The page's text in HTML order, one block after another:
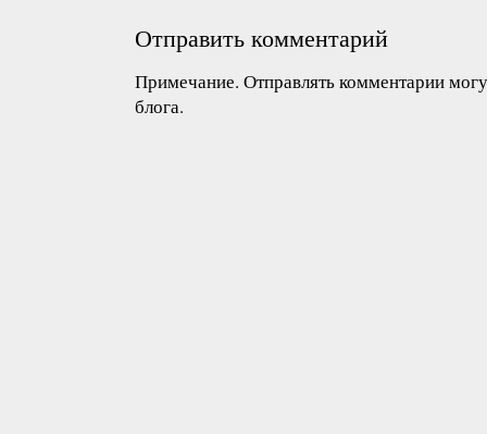
Отправить комментарий
Примечание. Отправлять комментарии
блога.